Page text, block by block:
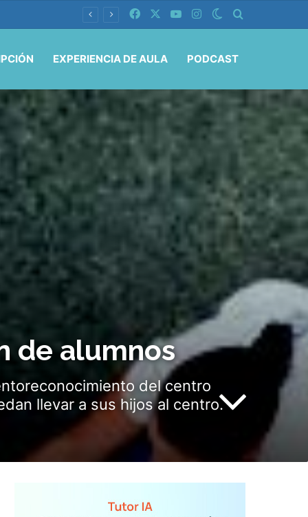
Facebook YouTubeInstagramSwitch skin
EXPERIENCIA DE AULA PODCAST
de alumnos
del centro
llevar a sus hijos al centro.